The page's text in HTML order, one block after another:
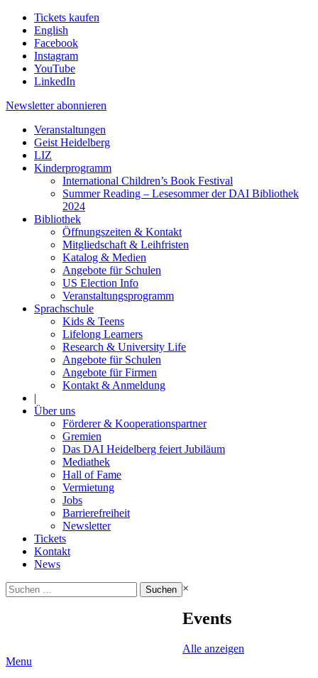
Tickets kaufen
English
Facebook
Instagram
YouTube
LinkedIn
Newsletter abonnieren
Veranstaltungen
Geist Heidelberg
LIZ
Kinderprogramm
International Children’s Book Festival
Summer Reading – Lesesommer der DAI Bibliothek
2024
Bibliothek
Öffnungszeiten & Kontakt
Mitgliedschaft & Leihfristen
Katalog & Medien
Angebote für Schulen
US Election Info
Veranstaltungsprogramm
Sprachschule
Kids & Teens
Lifelong Learners
Research & University Life
Angebote für Schulen
Angebote für Firmen
Kontakt & Anmeldung
|
Über uns
Förderer & Kooperationspartner
Gremien
Das DAI Heidelberg feiert Jubiläum
Mediathek
Hall of Fame
Vermietung
Jobs
Barrierefreiheit
Newsletter
Tickets
Kontakt
News
Suchen
nach:
×
Events
Alle anzeigen
Menu